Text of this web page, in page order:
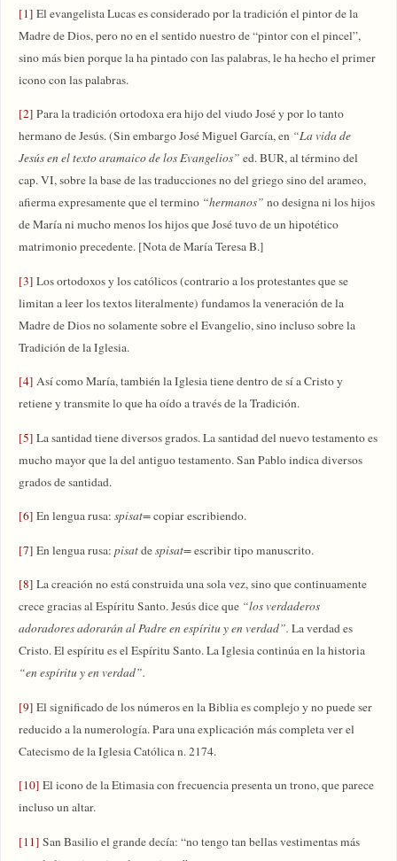
[1] El evangelista Lucas es considerado por la tradición el pintor de la
Madre de Dios, pero no en el sentido nuestro de “pintor con el pincel”,
sino más bien porque la ha pintado con las palabras, le ha hecho el primer
icono con las palabras.
[2] Para la tradición ortodoxa era hijo del viudo José y por lo tanto
hermano de Jesús. (Sin embargo José Miguel García, en “La vida de
Jesús en el texto aramaico de los Evangelios”ed. BUR, al término del
cap. VI, sobre la base de las traducciones no del griego sino del arameo,
afierma expresamente que el termino “hermanos”no designa ni los hijos
de María ni mucho menos los hijos que José tuvo de un hipotético
matrimonio precedente. [Nota de María Teresa B.]
[3] Los ortodoxos y los católicos (contrario a los protestantes que se
limitan a leer los textos literalmente) fundamos la veneración de la
Madre de Dios no solamente sobre el Evangelio, sino incluso sobre la
Tradición de la Iglesia.
[4] Así como María, también la Iglesia tiene dentro de sí a Cristo y
retiene y transmite lo que ha oído a través de la Tradición.
[5] La santidad tiene diversos grados. La santidad del nuevo testamento es
mucho mayor que la del antiguo testamento. San Pablo indica diversos
grados de santidad.
[6] En lengua rusa:spisat=copiar escribiendo.
[7] En lengua rusa:pisatdespisat=escribir tipo manuscrito.
[8] La creación no está construida una sola vez, sino que continuamente
crece gracias al Espíritu Santo. Jesús dice que “los verdaderos
adoradores adorarán al Padre en espíritu y en verdad”.La verdad es
Cristo. El espíritu es el Espíritu Santo. La Iglesia continúa en la historia
“en espíritu y en verdad”.
[9] El significado de los números en la Biblia es complejo y no puede ser
reducido a la numerología. Para una explicación más completa ver el
Catecismo de la Iglesia Católica n. 2174.
[10] El icono de la Etimasia con frecuencia presenta un trono, que parece
incluso un altar.
[11] San Basilio el grande decía: “no tengo tan bellas vestimentas más